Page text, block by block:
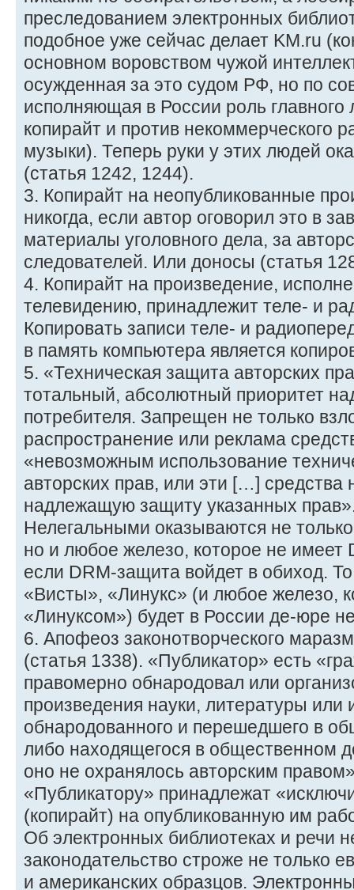
преследованием электронных
подобное уже сейчас делает KM.ru
основном воровством чужой
осужденная за это судом РФ, но по
исполняющая в России роль главного
копирайт и против некоммерческого
музыки). Теперь руки у этих людей
(статья 1242, 1244).
3. Копирайт на неопубликованные
никогда, если автор оговорил это в
материалы уголовного дела, за
следователей. Или доносы (статья
4. Копирайт на произведение,
телевидению, принадлежит теле- и
Копировать записи теле- и
в память компьютера является
5. «Техническая защита авторских
тотальный, абсолютный приоритет
потребителя. Запрещен не только
распространение или реклама
«невозможным использование
авторских прав, или эти […] средства
надлежащую защиту указанных
Нелегальными оказываются не
но и любое железо, которое не имеет
если DRM-защита войдет в обиход.
«Висты», «Линукс» (и любое железо,
«Линуксом») будет в России де-юре
6. Апофеоз законотворческого
(статья 1338). «Публикатор» есть
правомерно обнародовал или
произведения науки, литературы или
обнародованного и перешедшего в
либо находящегося в общественном
оно не охранялось авторским
«Публикатору» принадлежат
(копирайт) на опубликованную им
Об электронных библиотеках и речи
законодательство строже не только
и американских образцов.